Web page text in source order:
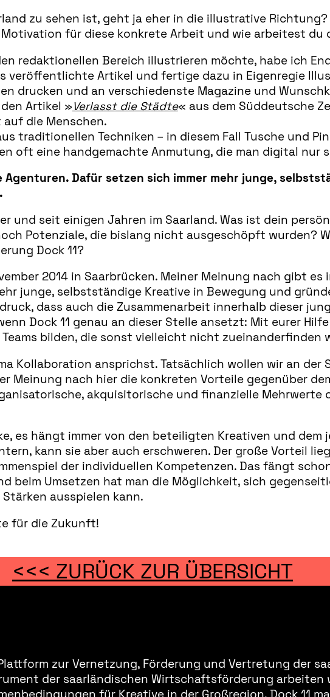
zu sehen ist, geht ja eher in die illustrative
Motivation für diese konkrete Arbeit und wie arbeitest du
redaktionellen Bereich illustrieren möchte, habe ich
veröffentlichte Artikel und fertige dazu in Eigenregie
drucken und an verschiedenste Magazine und
Artikel »Verlasst die Städte« aus dem Süddeutsche
die Menschen.
traditionellen Techniken – in diesem Fall Tusche und
oft eine handgemachte Anmutung, die man digital nur
Dafür setzen sich immer mehr junge,
und seit einigen Jahren im Saarland. Was ist dein
Potenziale, die bislang nicht ausgeschöpft wurden?
Dock 11?
2014 in Saarbrücken. Meiner Meinung nach gibt
junge, selbstständige Kreative in Bewegung und
dass auch die Zusammenarbeit innerhalb dieser
Dock 11 genau an dieser Stelle ansetzt: Mit eurer
bilden, die sonst vielleicht nicht zueinanderfinden
Kollaboration ansprichst. Tatsächlich wollen wir an der
Meinung nach hier die konkreten Vorteile gegenüber
akquisitorische und finanzielle Mehrwerte
es hängt immer von den beteiligten Kreativen und dem
kann sie aber auch erschweren. Der große Vorteil
der individuellen Kompetenzen. Das fängt
beim Umsetzen hat man die Möglichkeit, sich
ausspielen kann.
für die Zukunft!
<<< ZURÜCK ZUR ÜBERSICHT
zur Vernetzung, Förderung und Vertretung der
der saarländischen Wirtschaftsförderung arbeiten